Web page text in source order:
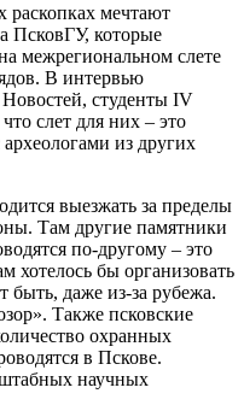
мечтают
ПсковГУ, которые
межрегиональном слете
В интервью
студенты IV
слет для них – это
из других
выезжать за пределы
Там другие памятники
по-другому – это
хотелось бы организовать
быть, даже из-за рубежа.
Также псковские
охранных
в Пскове.
научных